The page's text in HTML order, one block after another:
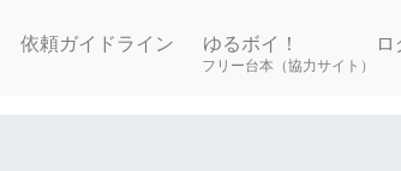
依頼ガイドライン ゆるボイ！
フリー台本（協力サイト）